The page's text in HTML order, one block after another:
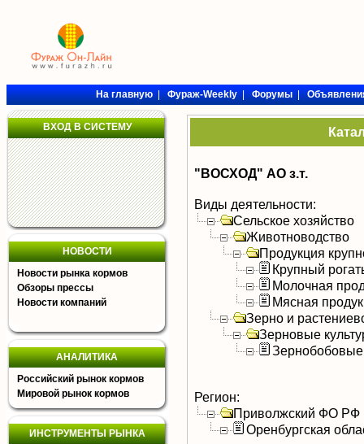
На главную|Фураж-Weekly|Форумы|
ВХОД В СИСТЕМУ
НОВОСТИ
Новости рынка кормов
Обзоры прессы
Новости компаний
АНАЛИТИКА
Российский рынок кормов
Мировой рынок кормов
ИНСТРУМЕНТЫ РЫНКА
"ВОСХОД" АО з.т.
Виды деятельности:
Сельское хозяйство
Животноводство
Продукция
Крупный
Молочная
Мясная
Зерно и
Зерновые
Зернобобовые
Регион:
Приволжский ФО РФ
Оренбургская